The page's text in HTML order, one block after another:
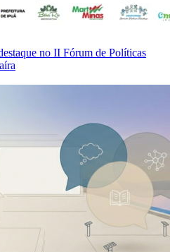
no II Fórum de Políticas